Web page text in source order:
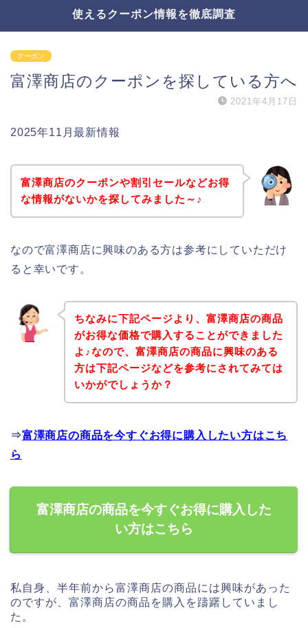
使えるクーポン情報を徹底調査
クーポン
富澤商店のクーポンを探している方へ
2021年4月17日
2025年11月最新情報
富澤商店のクーポンや割引セールなどお得
な情報がないかを探してみました～♪
なので富澤商店に興味のある方は参考にしていただけ
ると幸いです。
ちなみに下記ページより、富澤商店の商品
がお得な価格で購入することができました
よ♪なので、富澤商店の商品に興味のある
方は下記ページなどを参考にされてみては
いかがでしょうか？
⇒富澤商店の商品を今すぐお得に購入したい方はこち
ら
富澤商店の商品を今すぐお得に購入した
い方はこちら
私自身、半年前から富澤商店の商品には興味があった
のですが、富澤商店の商品を購入を躊躇していまし
た。